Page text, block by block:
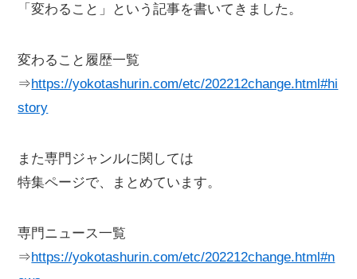
「変わること」という記事を書いてきました。
変わること履歴一覧
⇒https://yokotashurin.com/etc/202212change.html#hi
story
また専門ジャンルに関しては
特集ページで、まとめています。
専門ニュース一覧
⇒https://yokotashurin.com/etc/202212change.html#n